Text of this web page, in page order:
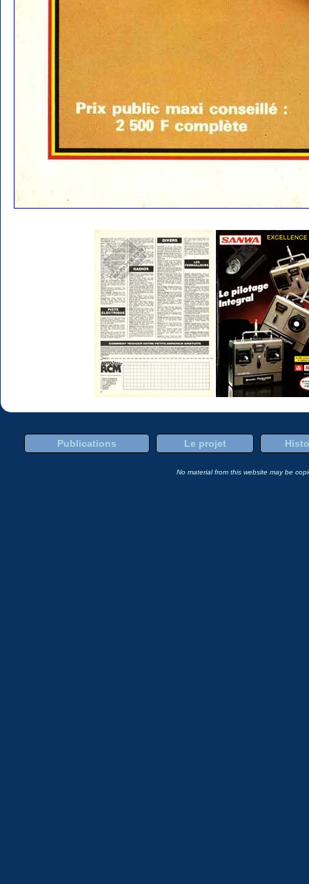
Publications Le projet
No material from this website may be